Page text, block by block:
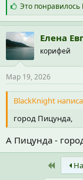
С
и
м
п
а
т
и
:
Это понравилось
Елена
корифей
Мар 19, 2026
BlackKnight
город Пицунда,
А Пицунда -
First